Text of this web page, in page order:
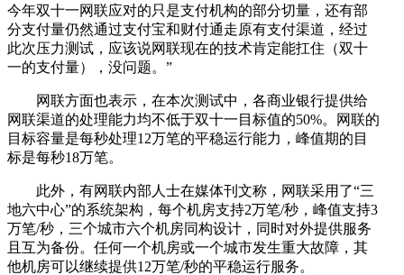
今年双十一网联应对的只是支付机构的部分切量，还有部
分支付量仍然通过支付宝和财付通走原有支付渠道，经过
此次压力测试，应该说网联现在的技术肯定能扛住（双十
一的支付量），没问题。”
网联方面也表示，在本次测试中，各商业银行提供给
网联渠道的处理能力均不低于双十一目标值的50%。网联的
目标容量是每秒处理12万笔的平稳运行能力，峰值期的目
标是每秒18万笔。
此外，有网联内部人士在媒体刊文称，网联采用了“三
地六中心”的系统架构，每个机房支持2万笔/秒，峰值支持3
万笔/秒，三个城市六个机房同构设计，同时对外提供服务
且互为备份。任何一个机房或一个城市发生重大故障，其
他机房可以继续提供12万笔/秒的平稳运行服务。